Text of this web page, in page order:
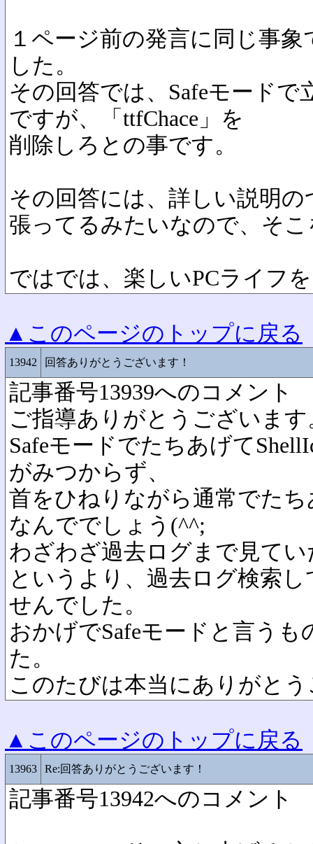
１ページ前の発言に同じ事
した。
その回答では、Safeモード
ですが、「ttfChace」を
削除しろとの事です。
その回答には、詳しい説明
張ってるみたいなので、そ
ではでは、楽しいPCライフ
▲このページのトップに戻る
13942 回答ありがとうございます！
記事番号13939へのコメント
ご指導ありがとうございます
Safeモードでたちあげて
がみつからず、
首をひねりながら通常でた
なんででしょう(^^;
わざわざ過去ログまで見て
というより、過去ログ検索
せんでした。
おかげでSafeモードと言う
た。
このたびは本当にありがと
▲このページのトップに戻る
13963 Re:回答ありがとうございます！
記事番号13942へのコメント